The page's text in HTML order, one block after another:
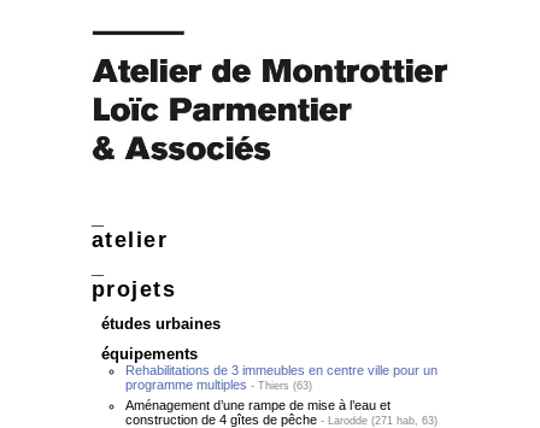
atelier
projets
études urbaines
équipements
Rehabilitations de 3 immeubles en centre ville pour un
programme multiples
Thiers (63)
Aménagement d’une rampe de mise à l’eau et
construction de 4 gîtes de pêche
Larodde (271 hab, 63)